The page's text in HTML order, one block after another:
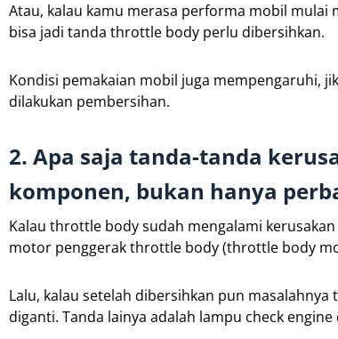
Atau, kalau kamu merasa performa mobil
bisa jadi tanda throttle body perlu dibersihkan.
Kondisi pemakaian mobil juga mempengaruhi,
dilakukan pembersihan.
2. Apa saja tanda-tanda
komponen, bukan hanya
Kalau throttle body sudah mengalami
motor penggerak throttle body (throttle body
Lalu, kalau setelah dibersihkan pun
diganti. Tanda lainya adalah lampu check